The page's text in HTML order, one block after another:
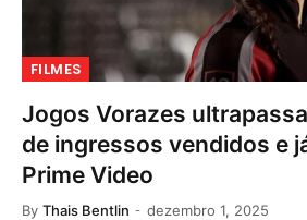
FILMES
Jogos Vorazes
de ingressos vendidos e
Prime Video
By Thais Bentlin dezembro 1, 2025